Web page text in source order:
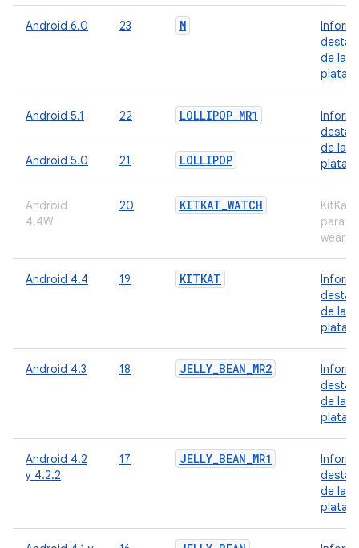
Android 6.0 23 M
de la
Android 5.1 22 LOLLIPOP_MR1
de la
Android 5.0 21 LOLLIPOP
Android
4.4W
20 KITKAT_WATCH
KitKat
para
Android 4.4 19 KITKAT
de la
Android 4.3 18 JELLY_BEAN_MR2
de la
Android 4.2
y 4.2.2
17 JELLY_BEAN_MR1
de la